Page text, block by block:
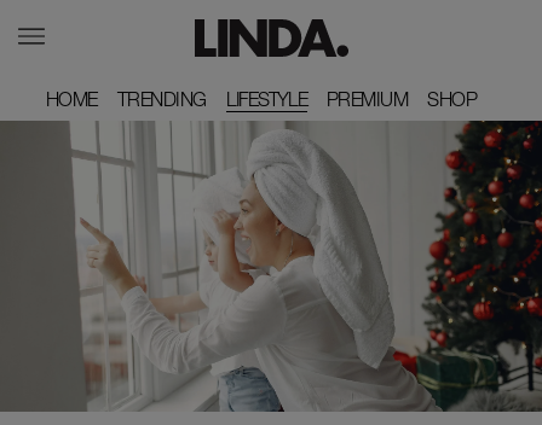
HOME
HOME TRENDING
TRENDING LIFESTYLE PREMIUM
PREMIUM SHOP
SHOP